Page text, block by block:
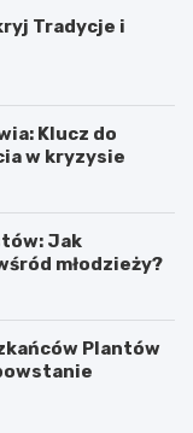
Tradycje i
Klucz do
w kryzysie
Jak
młodzieży?
Plantów